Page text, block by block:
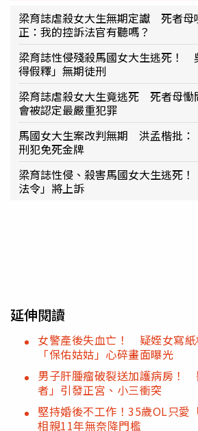
梁育誌虐殺女大生無期定讞 死者母
正：我的控訴法官有聽嗎？
梁育誌性侵殘殺馬國女大生逃死！
得假釋」無期徒刑
梁育誌虐殺女大生竟逃死 死者母慟
會被認定最嚴重犯罪
馬國女大生案改判無期 洪孟楷批：
刑犯免死金牌
梁育誌性侵、殺害馬國女大生逃死
法令」將上訴
延伸閱讀
女警產後失血亡！ 疑姪女寫紙
「保佑姑姑」心碎畫面曝光
男子肝腫瘤破裂送加護病房！
者」引發正宮、小三衝突
堅持婚後不工作！35歲OL只愛
相親11年無奈降門檻